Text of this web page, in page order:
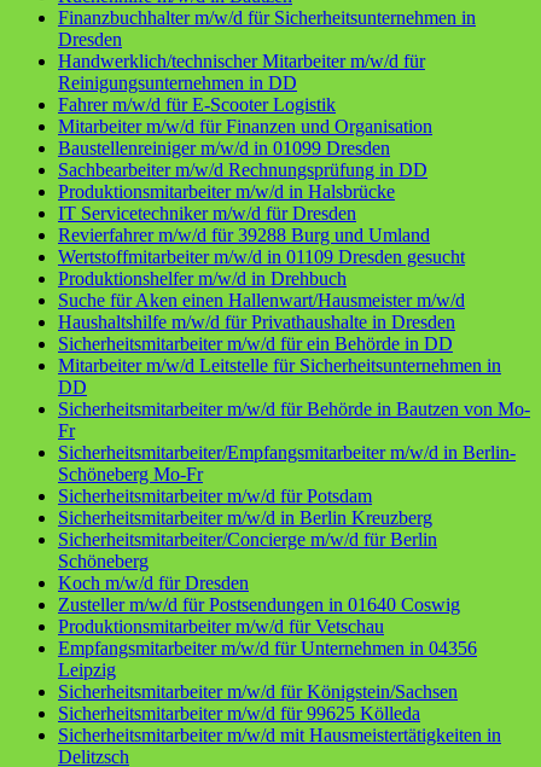
Finanzbuchhalter m/w/d für Sicherheitsunternehmen in
Dresden
Handwerklich/technischer Mitarbeiter m/w/d für
Reinigungsunternehmen in DD
Fahrer m/w/d für E-Scooter Logistik
Mitarbeiter m/w/d für Finanzen und Organisation
Baustellenreiniger m/w/d in 01099 Dresden
Sachbearbeiter m/w/d Rechnungsprüfung in DD
Produktionsmitarbeiter m/w/d in Halsbrücke
IT Servicetechniker m/w/d für Dresden
Revierfahrer m/w/d für 39288 Burg und Umland
Wertstoffmitarbeiter m/w/d in 01109 Dresden gesucht
Produktionshelfer m/w/d in Drehbuch
Suche für Aken einen Hallenwart/Hausmeister m/w/d
Haushaltshilfe m/w/d für Privathaushalte in Dresden
Sicherheitsmitarbeiter m/w/d für ein Behörde in DD
Mitarbeiter m/w/d Leitstelle für Sicherheitsunternehmen in
DD
Sicherheitsmitarbeiter m/w/d für Behörde in Bautzen von Mo-
Fr
Sicherheitsmitarbeiter/Empfangsmitarbeiter m/w/d in Berlin-
Schöneberg Mo-Fr
Sicherheitsmitarbeiter m/w/d für Potsdam
Sicherheitsmitarbeiter m/w/d in Berlin Kreuzberg
Sicherheitsmitarbeiter/Concierge m/w/d für Berlin
Schöneberg
Koch m/w/d für Dresden
Zusteller m/w/d für Postsendungen in 01640 Coswig
Produktionsmitarbeiter m/w/d für Vetschau
Empfangsmitarbeiter m/w/d für Unternehmen in 04356
Leipzig
Sicherheitsmitarbeiter m/w/d für Königstein/Sachsen
Sicherheitsmitarbeiter m/w/d für 99625 Kölleda
Sicherheitsmitarbeiter m/w/d mit Hausmeistertätigkeiten in
Delitzsch